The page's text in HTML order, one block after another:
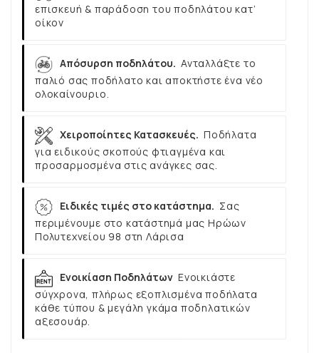
επισκευή & παράδοση του ποδηλάτου κατ’
οίκον
Απόσυρση ποδηλάτου. Ανταλλάξτε το
παλιό σας ποδήλατο και αποκτήστε ένα νέο
ολοκαίνουριο.
Χειροποίητες Κατασκευές. Ποδήλατα
για ειδικούς σκοπούς φτιαγμένα και
προσαρμοσμένα στις ανάγκες σας.
Ειδικές τιμές στο κατάστημα. Σας
περιμένουμε στο κατάστημά μας Ηρώων
Πολυτεχνείου 98 στη Λάρισα
Ενοικίαση Ποδηλάτων Ενοικιάστε
σύγχρονα, πλήρως εξοπλισμένα ποδήλατα
κάθε τύπου & μεγάλη γκάμα ποδηλατικών
αξεσουάρ.